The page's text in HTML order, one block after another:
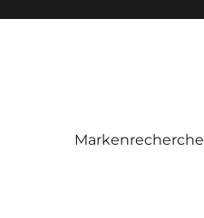
Markenrecherche